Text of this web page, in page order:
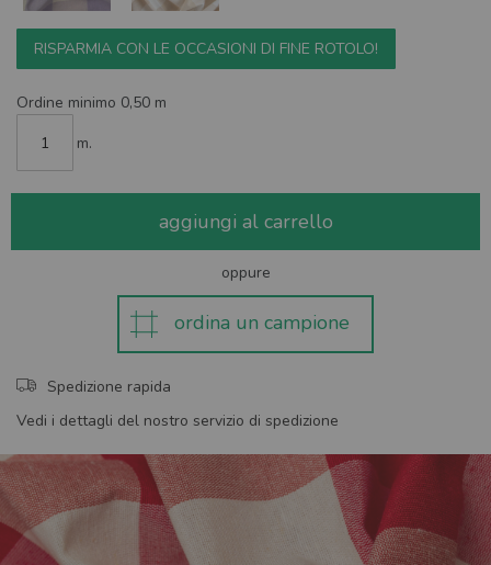
RISPARMIA CON LE OCCASIONI DI FINE ROTOLO!
Ordine minimo 0,50 m
m.
aggiungi al carrello
oppure
ordina un campione
Spedizione rapida
Vedi i dettagli del nostro servizio di spedizione
Skip
to
the
of
images